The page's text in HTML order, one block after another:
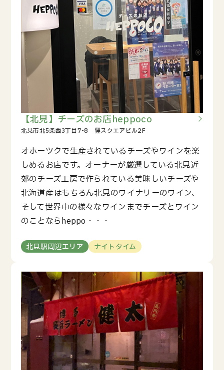
【北見】チーズのお店heppoco
オホーツクで生産されているチーズやワインを楽
しめるお店です。オーナーが厳選している北見近
郊のチーズ工房で作られている美味しいチーズや
北海道産はもちろん北見のワイナリーのワイン、
そして世界中の様々なワインまでチーズとワイン
のことならheppo・・・
北見駅周辺エリア ナイトタイム